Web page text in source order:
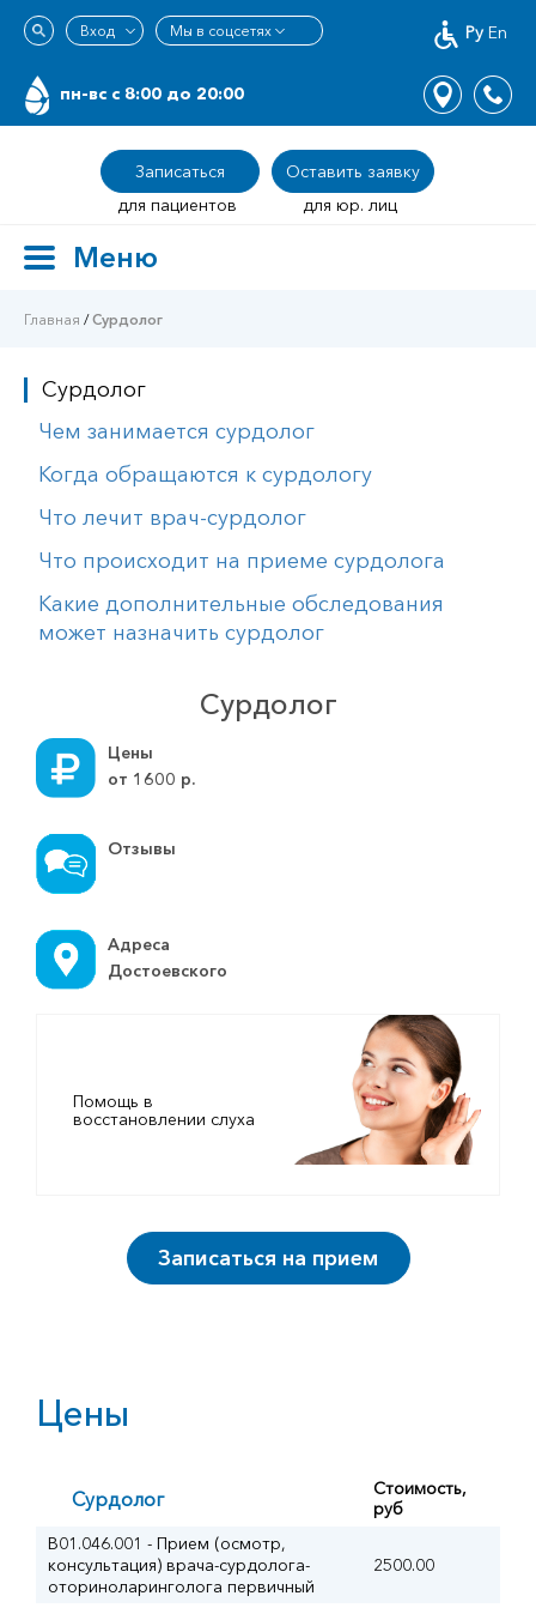
Ру En
пн-вс c 8:00 до 20:00
Записаться
Оставить заявку
для пациентов
для юр. лиц
ToggleМеню
Главная /Сурдолог
Сурдолог
Чем занимается сурдолог
Когда обращаются к сурдологу
Что лечит врач-сурдолог
Что происходит на приеме сурдолога
Какие дополнительные обследования
может назначить сурдолог
Сурдолог
Цены
от 1600 р.
Отзывы
Адреса
Достоевского
Помощь в
восстановлении слуха
Записаться на прием
Цены
Сурдолог
Стоимость,
руб
B01.046.001 - Прием (осмотр,
консультация) врача-сурдолога-
оториноларинголога первичный
2500.00